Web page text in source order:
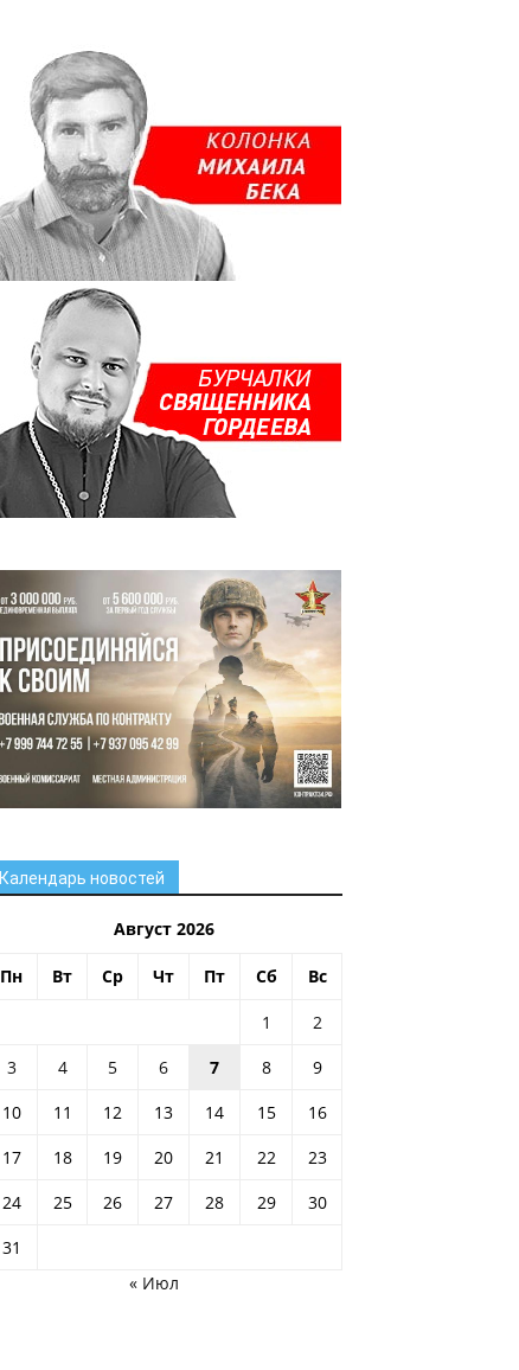
Календарь новостей
Август 2026
Пн Вт Ср Чт Пт Сб Вс
1
2
3
4 5 6 7 8
9
10
11 12 13 14 15
16
17
18 19 20 21 22
23
24
25 26 27 28 29
30
31
« Июл